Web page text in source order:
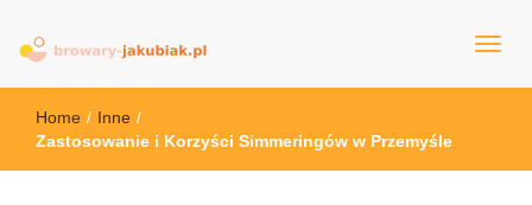
browary-jakubiak.pl
Home / Inne /
Zastosowanie i Korzyści Simmeringów w Przemyśle